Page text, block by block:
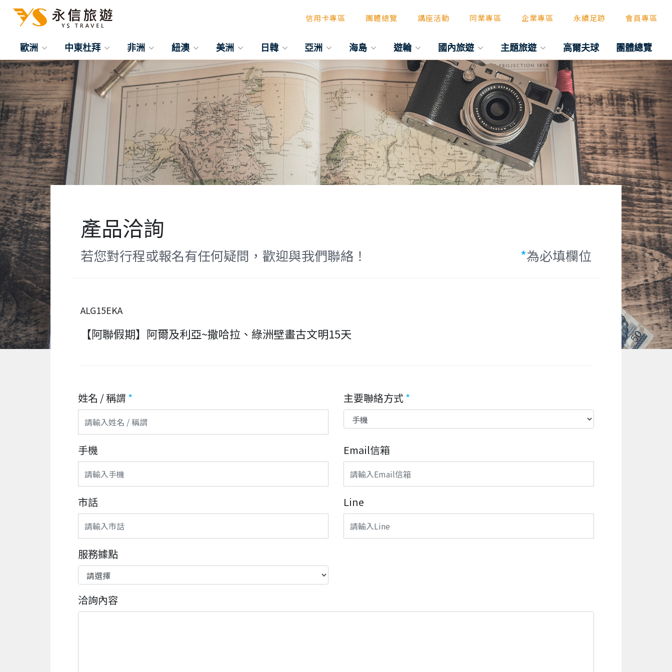
信用卡專區 團體總覽 講座活動 同業專區 企業專區 永續足跡 會員專區
歐洲 中東杜拜 非洲 紐澳 美洲 日韓 亞洲 海島 遊輪 國內旅遊 主題旅遊 高爾夫球 團體總覽
產品洽詢
若您對行程或報名有任何疑問，歡迎與我們聯絡！ *為必填欄位
ALG15EKA
【阿聯假期】阿爾及利亞~撒哈拉、綠洲壁畫古文明15天
姓名 / 稱謂 * 主要聯絡方式*
手機 Email信箱
市話 Line
服務據點
洽詢內容